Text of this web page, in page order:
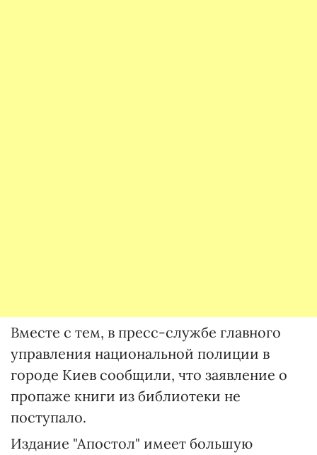
Вместе с тем, в пресс-службе главного
управления национальной полиции в
городе Киев сообщили, что заявление о
пропаже книги из библиотеки не
поступало.
Издание "Апостол" имеет большую